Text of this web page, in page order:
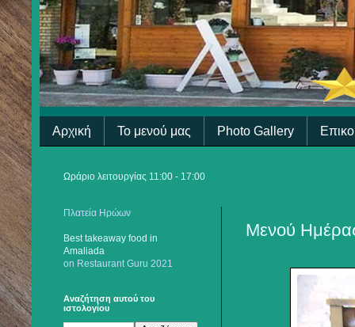
Αρχική Το μενού μας Photo Gallery
Ωράριο λειτουργίας 11:00 - 17:00
Μενού
Πλατεία Ηρώων
Best takeaway food in
Amaliada
on Restaurant Guru 2021
Αναζήτηση αυτού του
ιστολογίου